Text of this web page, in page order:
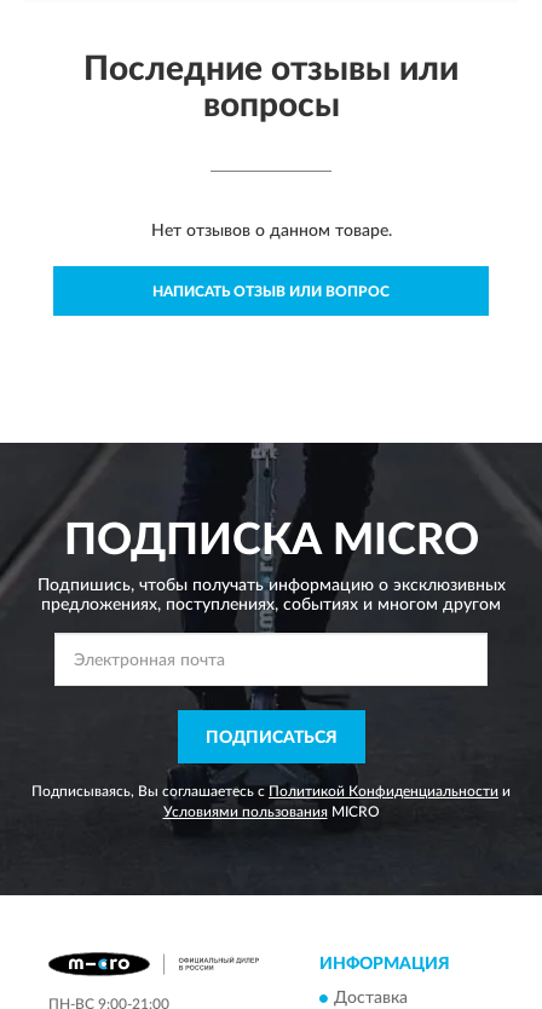
Последние отзывы или
вопросы
Нет отзывов о данном товаре.
НАПИСАТЬ ОТЗЫВ ИЛИ ВОПРОС
ПОДПИСКАMICRO
Подпишись, чтобы получать информацию о эксклюзивных
предложениях, поступлениях, событиях и многом другом
ПОДПИСАТЬСЯ
Подписываясь, Вы соглашаетесь с Политикой Конфиденциальности и
Условиями пользованияMICRO
ПН-ВС 9:00-21:00
ИНФОРМАЦИЯ
Доставка